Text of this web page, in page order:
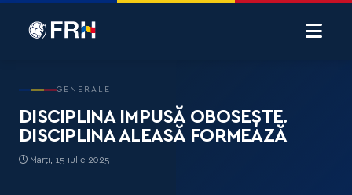
GENERALE
DISCIPLINA IMPUSĂ OBOSEȘTE.
DISCIPLINA ALEASĂ FORMEAZĂ
Marți, 15 iulie 2025